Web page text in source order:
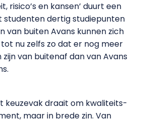
risico’s en kansen’ duurt een
studenten dertig studiepunten
van buiten Avans kunnen zich
nu zelfs zo dat er nog meer
van buitenaf dan van Avans
keuzevak draait om kwaliteits-
maar in brede zin. Van